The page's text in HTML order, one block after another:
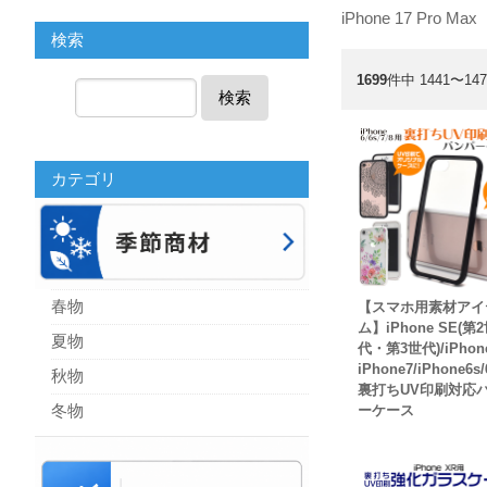
iPhone 17 Pro Max
1699件中 1441〜
【スマホ用素材ア
ム】iPhone SE(第2
代・第3世代)/
iPhone7/iPhone6s/
裏打ちUV印刷対応
ーケース
検索
検索
カテゴリ
春物
夏物
秋物
冬物